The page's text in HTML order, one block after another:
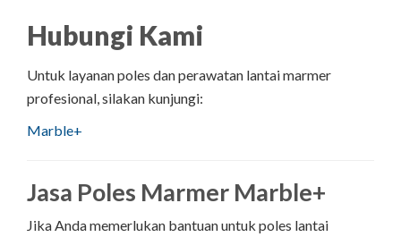
Hubungi Kami
Untuk layanan poles dan perawatan lantai marmer
profesional, silakan kunjungi:
Marble+
Jasa Poles Marmer Marble+
Jika Anda memerlukan bantuan untuk poles lantai